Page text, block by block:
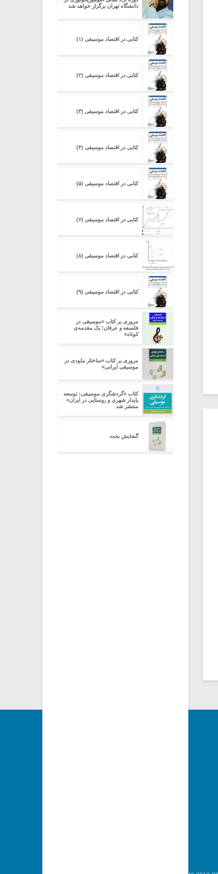
دانشگاه تهران برگزار خواهد شد
کتابی در اقتصاد موسیقی (۱)
کتابی در اقتصاد موسیقی (۲)
کتابی در اقتصاد موسیقی (۳)
کتابی در اقتصاد موسیقی (۴)
کتابی در اقتصاد موسیقی (۵)
کتابی در اقتصاد موسیقی (۶)
کتابی در اقتصاد موسیقی (۸)
کتابی در اقتصاد موسیقی (۹)
مروری بر کتاب «موسیقی در
فلسفه و عرفان؛ یک مقدمه‌ی
کوتاه»
مروری بر کتاب «ساختار ملودی در
موسیقی ایرانی»
کتاب «گردشگری موسیقی: توسعه
پایدار شهری و روستایی در ایران»
منتشر شد
گشایش بحث